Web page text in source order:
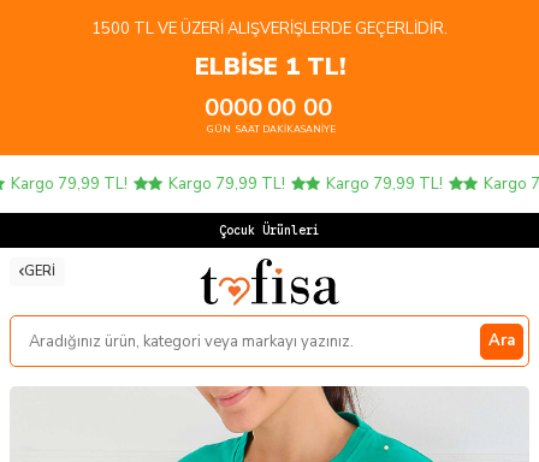
1500 TL VE ÜZERI ALIŞVERIŞLERDE GEÇERLIDIR.
ELBİSE 1 TL!
00
GÜN
00
SAAT
00
DAKIKA
00
SANIYE
79,99 TL! Kargo 79,99 TL! Kargo 79,99 TL! Kargo
Çocuk Ürünlerinde
GERI
Ara